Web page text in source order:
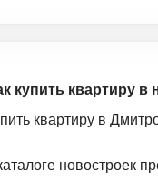
купить квартиру
квартиру в
новостроек